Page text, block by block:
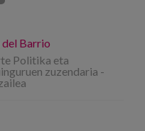
del Barrio
Politika eta
zuzendaria -